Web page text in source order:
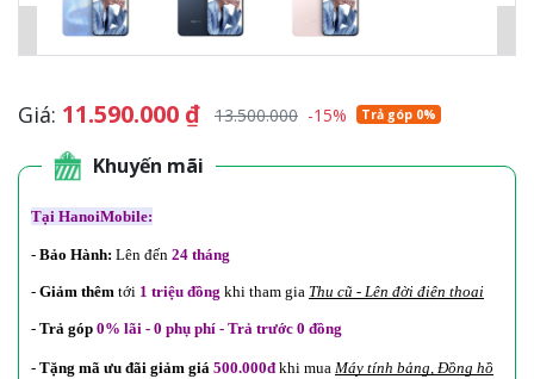
Giá: 11.590.000 ₫ 13.500.000 -15% Trả góp 0%
Khuyến mãi
Tại HanoiMobile:
- Bảo Hành: Lên đến 24 tháng
- Giảm thêm tới 1 triệu đồng khi tham gia Thu cũ - Lên đời điện thoại
- Trả góp 0% lãi - 0 phụ phí - Trả trước 0 đồng
- Tặng mã ưu đãi giảm giá 500.000đ khi mua Máy tính bảng, Đồng hồ